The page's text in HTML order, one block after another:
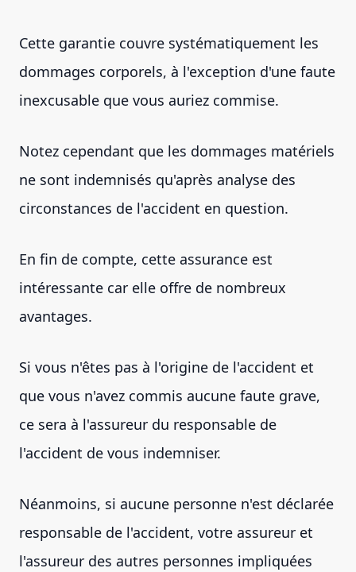
Cette garantie couvre systématiquement les
dommages corporels, à l'exception d'une faute
inexcusable que vous auriez commise.
Notez cependant que les dommages matériels
ne sont indemnisés qu'après analyse des
circonstances de l'accident en question.
En fin de compte, cette assurance est
intéressante car elle offre de nombreux
avantages.
Si vous n'êtes pas à l'origine de l'accident et
que vous n'avez commis aucune faute grave,
ce sera à l'assureur du responsable de
l'accident de vous indemniser.
Néanmoins, si aucune personne n'est déclarée
responsable de l'accident, votre assureur et
l'assureur des autres personnes impliquées